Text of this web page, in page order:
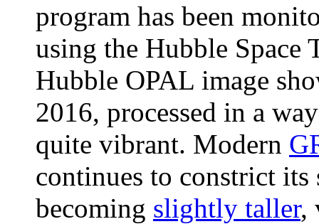
program has been
using the Hubble Space
Hubble OPAL image
2016, processed in a
quite vibrant. Modern
continues to constrict its
becoming slightly taller,